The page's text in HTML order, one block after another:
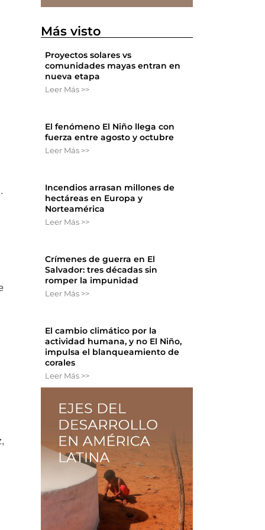
Más visto
Proyectos solares vs
comunidades mayas entran en
nueva etapa
Leer Más >>
El fenómeno El Niño llega con
fuerza entre agosto y octubre
Leer Más >>
Incendios arrasan millones de
hectáreas en Europa y
Norteamérica
Leer Más >>
Crímenes de guerra en El
Salvador: tres décadas sin
romper la impunidad
Leer Más >>
El cambio climático por la
actividad humana, y no El Niño,
impulsa el blanqueamiento de
corales
Leer Más >>